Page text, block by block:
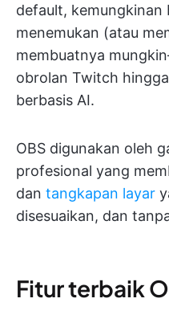
default, kemungkinan
menemukan (atau
membuatnya
obrolan Twitch
berbasis AI.
OBS digunakan oleh
profesional yang
dan tangkapan layar
disesuaikan, dan
Fitur terbaik